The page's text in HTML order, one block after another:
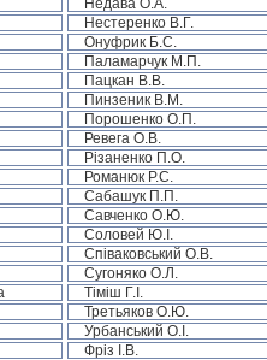
Недава О.А.
Нестеренко В.Г.
Онуфрик Б.С.
Паламарчук М.П.
Пацкан В.В.
Пинзеник В.М.
Порошенко О.П.
Ревега О.В.
Різаненко П.О.
Романюк Р.С.
Сабашук П.П.
Савченко О.Ю.
Соловей Ю.І.
Співаковський О.В.
Сугоняко О.Л.
Тіміш Г.І.
Третьяков О.Ю.
Урбанський О.І.
Фріз І.В.